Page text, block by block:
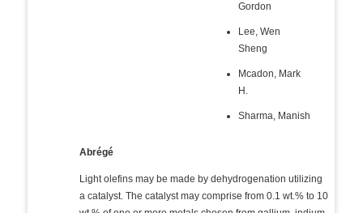
Gordon
Lee, Wen
Sheng
Mcadon, Mark
H.
Sharma, Manish
Abrégé
Light olefins may be made by dehydrogenation utilizing
a catalyst. The catalyst may comprise from 0.1 wt.% to 10